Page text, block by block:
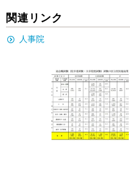
関連リンク
人事院